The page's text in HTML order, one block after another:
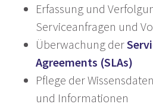
Erfassung und
Serviceanfragen und
Überwachung der
Agreements (SLAs)
Pflege der
und Informationen